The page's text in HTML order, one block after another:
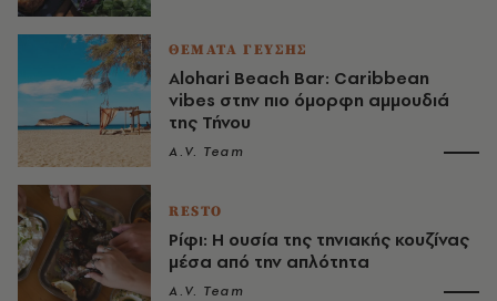
ΘΕΜΑΤΑ ΓΕΥΣΗΣ
Alohari Beach Bar: Caribbean
vibes στην πιο όμορφη αμμουδιά
της Τήνου
A.V. Team
RESTO
Ρίφι: Η ουσία της τηνιακής κουζίνας
μέσα από την απλότητα
A.V. Team